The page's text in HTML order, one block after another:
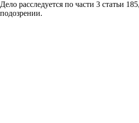
Дело расследуется по части 3 статьи
подозрении.